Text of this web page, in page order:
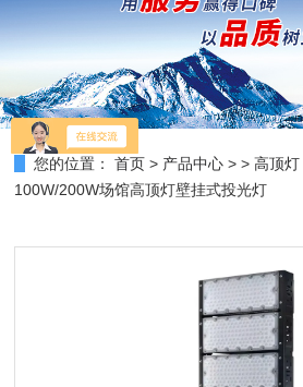
您的位置： 首页 > 产品中心 > >高顶灯
100W/200W场馆高顶灯壁挂式投光灯